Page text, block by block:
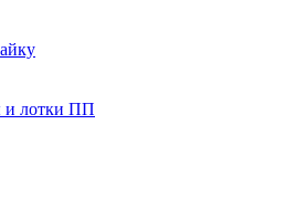
лотки ПП